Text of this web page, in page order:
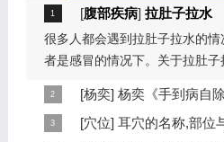
[腹部疾病] 拉肚子拉水
很多人都会遇到拉肚子拉水的
者是感冒的情况下。关于拉肚子
[杨奕] 杨奕《手到病自
本页提供杨奕手到病自除全文
[穴位] 耳穴的名称,部位